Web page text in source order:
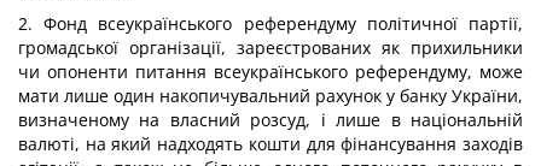
2. Фонд всеукраїнського референдуму політичної партії,
громадської організації, зареєстрованих як прихильники
чи опоненти питання всеукраїнського референдуму, може
мати лише один накопичувальний рахунок у банку України,
визначеному на власний розсуд, і лише в національній
валюті, на який надходять кошти для фінансування заходів